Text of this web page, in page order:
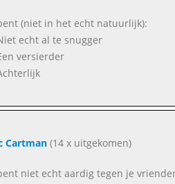
(niet in het echt natuurlijk):
echt al te snugger
versierder
Cartman(14 x uitgekomen)
niet echt aardig tegen je